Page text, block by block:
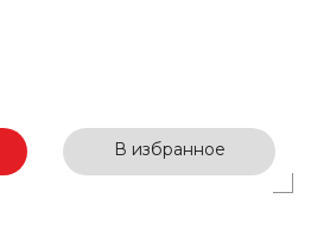
В избранное